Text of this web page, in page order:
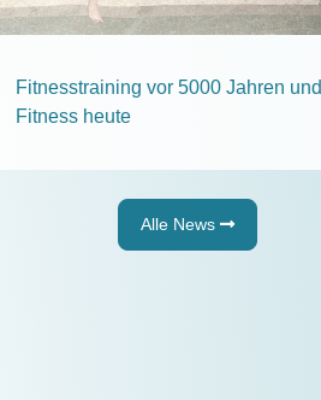
Fitnesstraining vor 5000 Jahren und
Fitness heute
Alle News